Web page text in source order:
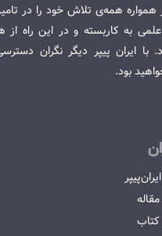
همواره همه‌ی تلاش خود را در
به کاربسته و در این راه
با ایران پیپر دیگر نگران
بود.
کتاب